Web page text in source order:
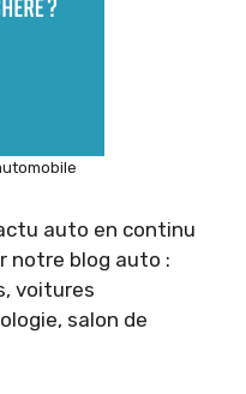
auto en continu
notre blog auto :
voitures
salon de